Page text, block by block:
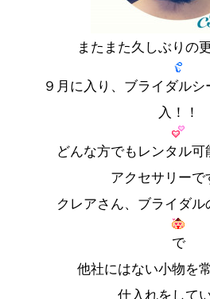
またまた久しぶりの
９月に入り、ブライダル
入！！
どんな方でもレンタル可
アクセサリーで
クレアさん、ブライダル
で
他社にはない小物を
仕入れをして